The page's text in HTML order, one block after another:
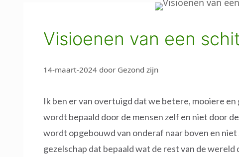
Visioenen van een
14-maart-2024 door Gezond zijn
Ik ben er van overtuigd dat we betere, mooiere
wordt bepaald door de mensen zelf en niet door
wordt opgebouwd van onderaf naar boven en
gezelschap dat bepaald wat de rest van de wereld